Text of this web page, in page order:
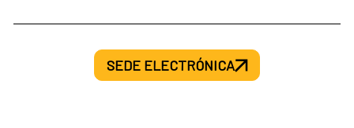
SEDE ELECTRÓNICA